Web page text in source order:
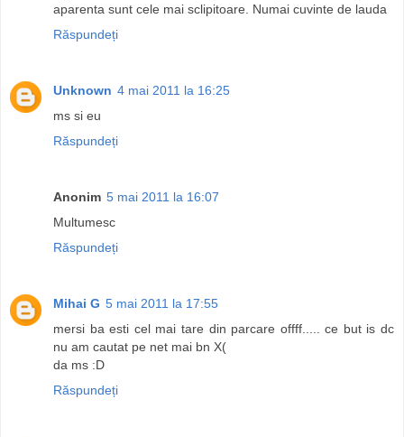
aparenta sunt cele mai sclipitoare. Numai cuvinte de lauda
Răspundeți
Unknown 4 mai 2011 la 16:25
ms si eu
Răspundeți
Anonim 5 mai 2011 la 16:07
Multumesc
Răspundeți
Mihai G 5 mai 2011 la 17:55
mersi ba esti cel mai tare din parcare offff..... ce but is dc
nu am cautat pe net mai bn X(
da ms :D
Răspundeți